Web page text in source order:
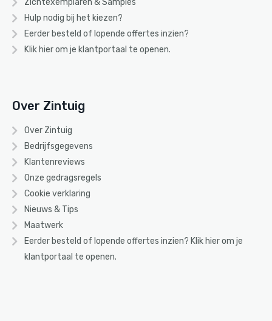
Zichtexemplaren & Samples
Hulp nodig bij het kiezen?
Eerder besteld of lopende offertes inzien?
Klik hier om je klantportaal te openen.
Over Zintuig
Over Zintuig
Bedrijfsgegevens
Klantenreviews
Onze gedragsregels
Cookie verklaring
Nieuws & Tips
Maatwerk
Eerder besteld of lopende offertes inzien? Klik hierom je
klantportaal te openen.